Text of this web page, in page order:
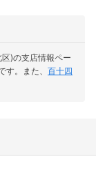
)の支店情報ペー
。 また、 百十四